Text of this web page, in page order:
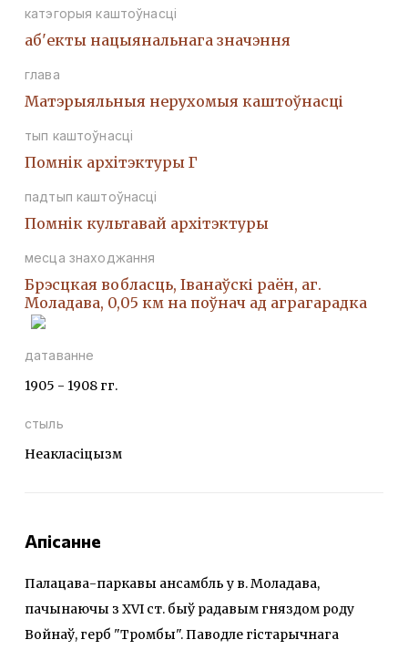
катэгорыя каштоўнасці
аб'екты нацыянальнага значэння
глава
Матэрыяльныя нерухомыя каштоўнасці
тып каштоўнасці
Помнiк архiтэктуры Г
падтып каштоўнасці
Помнiк культавай архiтэктуры
месца знаходжання
Брэсцкая вобласць, Іванаўскі раён, аг.
Моладава, 0,05 км на поўнач ад аграгарадка
датаванне
1905 - 1908 гг.
стыль
Неакласіцызм
Апісанне
Палацава-паркавы ансамбль у в. Моладава,
пачынаючы з XVI ст. быў радавым гняздом роду
Войнаў, герб "Тромбы". Паводле гістарычнага